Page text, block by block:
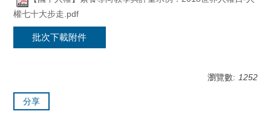
權七十大步走.pdf
批次下載附件
瀏覽數: 1252
分享